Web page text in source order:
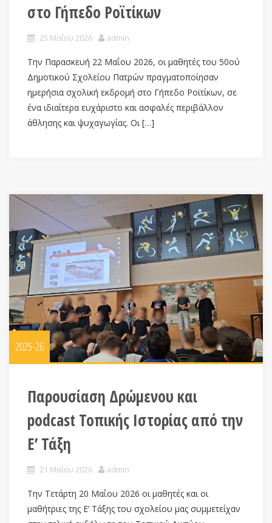
στο Γήπεδο Ροϊτίκων
25 Μαΐου 2026 admin
Την Παρασκευή 22 Μαΐου 2026, οι μαθητές του 50ού
Δημοτικού Σχολείου Πατρών πραγματοποίησαν
ημερήσια σχολική εκδρομή στο Γήπεδο Ροϊτίκων, σε
ένα ιδιαίτερα ευχάριστο και ασφαλές περιβάλλον
άθλησης και ψυχαγωγίας. Οι […]
2025-26
Παρουσίαση Δρώμενου και
podcast Τοπικής Ιστορίας από την
Ε’ Τάξη
21 Μαΐου 2026 admin
Την Τετάρτη 20 Μαΐου 2026 οι μαθητές και οι
μαθήτριες της Ε’ Τάξης του σχολείου μας συμμετείχαν